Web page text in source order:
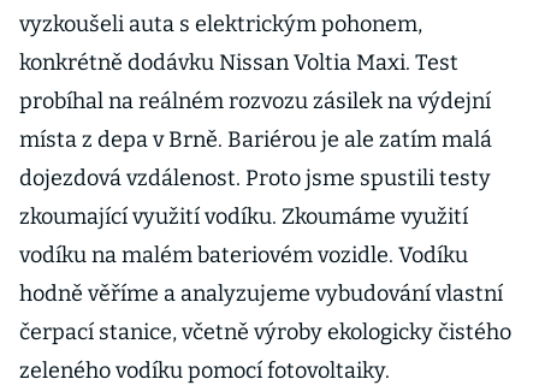
vyzkoušeli auta s elektrickým pohonem,
konkrétně dodávku Nissan Voltia Maxi. Test
probíhal na reálném rozvozu zásilek na výdejní
místa z depa v Brně. Bariérou je ale zatím malá
dojezdová vzdálenost. Proto jsme spustili testy
zkoumající využití vodíku. Zkoumáme využití
vodíku na malém bateriovém vozidle. Vodíku
hodně věříme a analyzujeme vybudování vlastní
čerpací stanice, včetně výroby ekologicky čistého
zeleného vodíku pomocí fotovoltaiky.